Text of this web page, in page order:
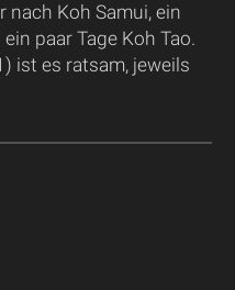
nach Koh Samui, ein
paar Tage Koh Tao.
ist es ratsam, jeweils